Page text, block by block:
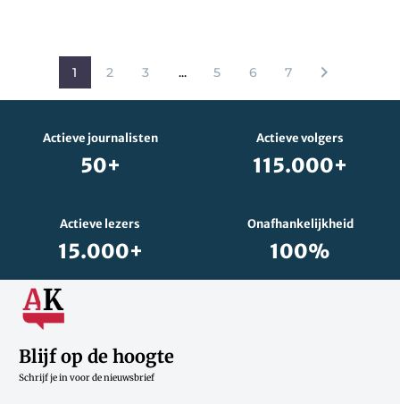
1 2 3 ... 5 6 7
Actieve journalisten
50+
Actieve volgers
115.000+
Actieve lezers
15.000+
Onafhankelijkheid
100%
Blijf op de hoogte
Schrijf je in voor de nieuwsbrief